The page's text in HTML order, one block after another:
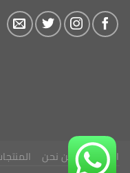
الرئيسية من نحن